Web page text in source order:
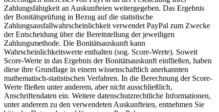
Zahlungsfähigkeit an Auskunfteien weitergegeben. Das Ergebnis
der Bonitätsprüfung in Bezug auf die statistische
Zahlungsausfallwahrscheinlichkeit verwendet PayPal zum Zwecke
der Entscheidung über die Bereitstellung der jeweiligen
Zahlungsmethode. Die Bonitätsauskunft kann
Wahrscheinlichkeitswerte enthalten (sog. Score-Werte). Soweit
Score-Werte in das Ergebnis der Bonitätsauskunft einfließen, haben
diese ihre Grundlage in einem wissenschaftlich anerkannten
mathematisch-statistischen Verfahren. In die Berechnung der Score-
Werte fließen unter anderem, aber nicht ausschließlich,
Anschriftendaten ein. Weitere datenschutzrechtliche Informationen,
unter anderem zu den verwendeten Auskunfteien, entnehmen Sie